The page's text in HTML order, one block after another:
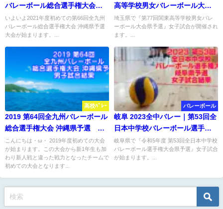
バレーボール総合選手権大会
要項・組合せ
いよいよ2021年度初めての第66回全九州
バレーボール総合選手権大会 沖縄県予選
大会が始まります。...
高等学校男女バレーボール大会
県予選 女子試合結果
埼玉県で『第77回関東高等学校男女バレ
ーボール大会県予選』女子試合が開催され
ます。...
高校ﾊﾞﾚｰ
2019 第64回全九州バレーボール
総合選手権大会 沖縄県予選 男
子試合結果
こんにちは・ω・ 2019年度初めての大会
が始まります。この大会から新1年生も加
わり新人戦と違った戦力となったチームで
初めての大会となります...
バレーボール
岐阜 2023全中バレー｜第53回全
日本中学校バレーボール選手権
大会県予選 女子結果
岐阜県で『令和5年度 第53回全日本中学校
バレーボール選手権大会県予選』女子試合
が始まります。...